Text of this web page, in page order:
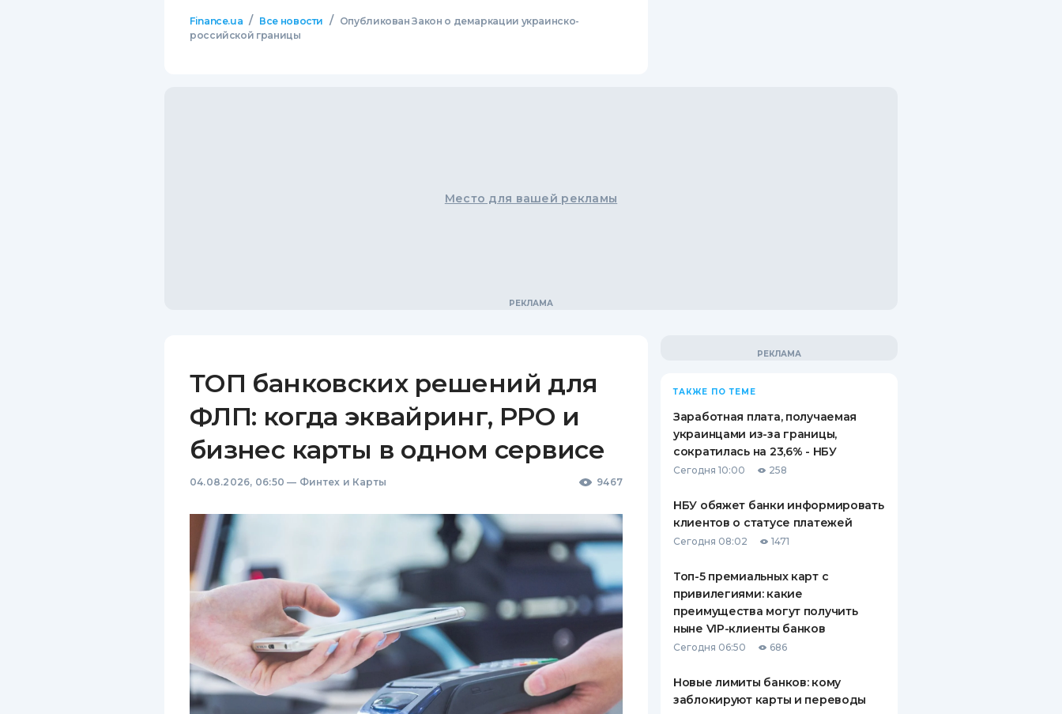
Finance.ua / Все новости /
Опубликован Закон о демаркации украинско-
российской границы
Место для вашей рекламы
ТОП банковских решений для
ФЛП: когда эквайринг, РРО и
бизнес карты в одном сервисе
04.08.2026, 06:50 — Финтех и Карты 9467
ТАКЖЕ ПО ТЕМЕ
Заработная плата, получаемая
украинцами из-за границы,
сократилась на 23,6% - НБУ
Сегодня 10:00 258
НБУ обяжет банки информировать
клиентов о статусе платежей
Сегодня 08:02 1471
Топ-5 премиальных карт с
привилегиями: какие
преимущества могут получить
ныне VIP-клиенты банков
Сегодня 06:50 686
Новые лимиты банков: кому
заблокируют карты и переводы